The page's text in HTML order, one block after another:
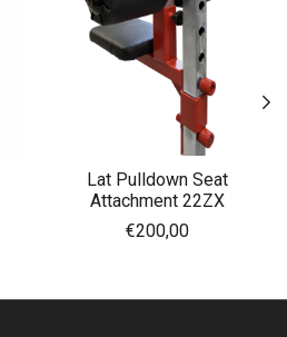
Lat Pulldown Seat
Attachment 22ZX
€200,00